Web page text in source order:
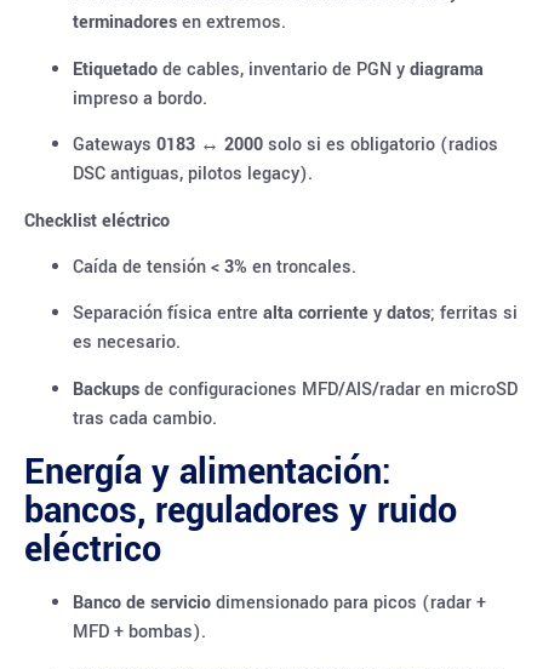
terminadoresen extremos.
Etiquetadode cables, inventario de PGN ydiagrama
impreso a bordo.
Gateways 0183 ↔ 2000solo si es obligatorio (radios
DSC antiguas, pilotos legacy).
Checklist eléctrico
Caída de tensión <3% en troncales.
Separación física entre alta corrienteydatos; ferritas si
es necesario.
Backupsde configuraciones MFD/AIS/radar en microSD
tras cada cambio.
Energía y alimentación:
bancos, reguladores y ruido
eléctrico
Banco de serviciodimensionado para picos (radar +
MFD + bombas).